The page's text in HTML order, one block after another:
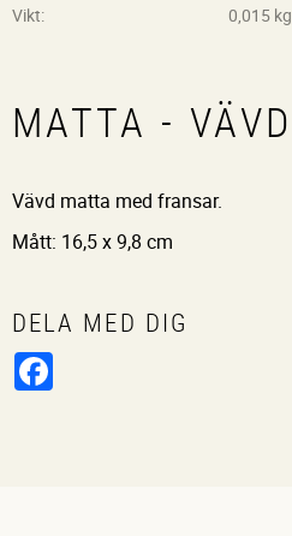
Vikt
0,015 kg
MATTA - VÄVD
Vävd matta med fransar.
Mått: 16,5 x 9,8 cm
DELA MED DIG